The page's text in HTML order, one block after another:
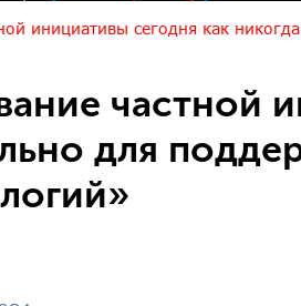
инициативы сегодня как
частной
для